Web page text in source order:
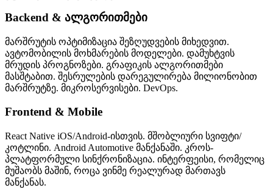
Backend & ალგორითმები
მარშრუტის ოპტიმიზაცია შეზღუდვების მიხედვით.
ავტომობილის მოხმარების მოდელები. დამუხტვის
მრუდის პროგნოზები. გრაფიკის ალგორითმები
მასშტაბით. შესრულების დარეგულირება მილიონობით
მარშრუტზე. მიკროსერვისები. DevOps.
Frontend & Mobile
React Native iOS/Android-ისთვის. მშობლიური სვიფტი/
კოტლინი. Android Automotive მანქანაში. კროს-
პლატფორმული სინქრონიზაცია. ინტერფეისი, რომელიც
მუშაობს მაშინ, როცა ვინმე რეალურად მართავს
მანქანას.